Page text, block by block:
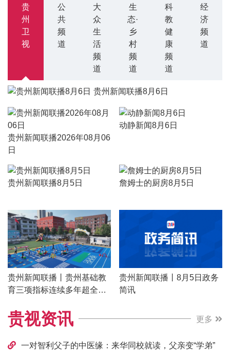
贵
州
卫
视
公
共
频
道
大
众
生
活
频
道
生
态·
乡
村
频
道
科
教
健
康
频
道
经
济
频
道
贵州新闻联播8月6日
贵州新闻联播2026年08月06
日
动静新闻8月6日
贵州新闻联播8月5日 詹姆士的厨房8月5日
贵州新闻联播丨贵州基础教
育三项指标连续多年超全国
出亮眼成绩单
贵州新闻联播丨8月5日政务
简讯
贵视资讯 更多
一对智利父子的中医缘：来华同校就读，父亲变“学弟”